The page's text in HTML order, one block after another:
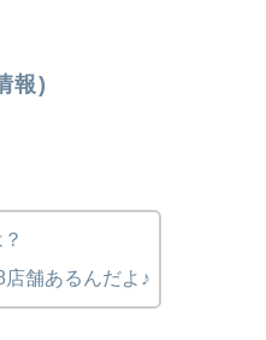
報)
舗あるんだよ♪